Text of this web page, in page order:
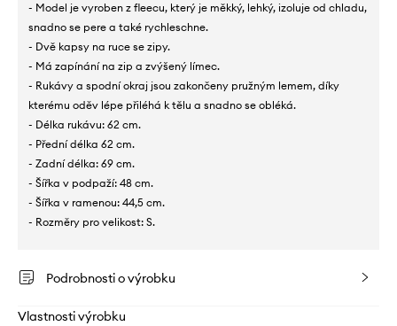
- Model je vyroben z fleecu, který je měkký, lehký, izoluje od chladu,
snadno se pere a také rychleschne.
- Dvě kapsy na ruce se zipy.
- Má zapínání na zip a zvýšený límec.
- Rukávy a spodní okraj jsou zakončeny pružným lemem, díky
kterému oděv lépe přiléhá k tělu a snadno se obléká.
- Délka rukávu: 62 cm.
- Přední délka 62 cm.
- Zadní délka: 69 cm.
- Šířka v podpaží: 48 cm.
- Šířka v ramenou: 44,5 cm.
- Rozměry pro velikost: S.
Podrobnosti o výrobku
Vlastnosti výrobku